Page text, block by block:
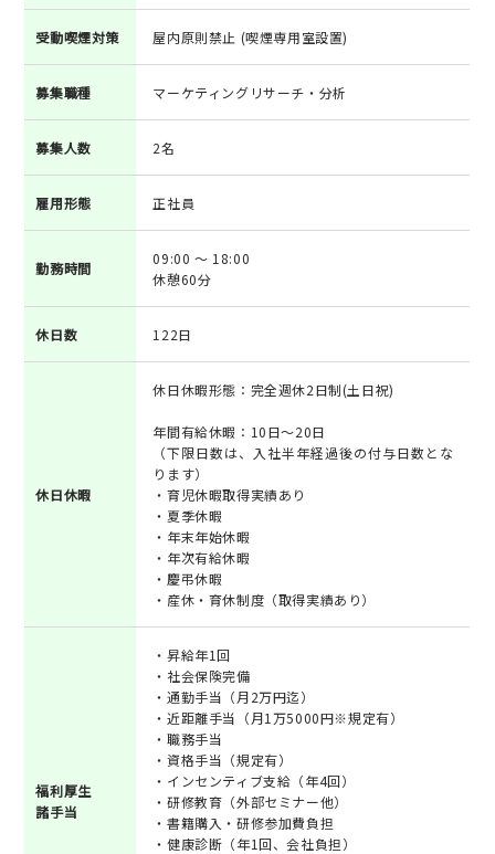
受動喫煙対策 屋内原則禁止 (喫煙専用室設置)
募集職種 マーケティングリサーチ・分析
募集人数 2名
雇用形態 正社員
勤務時間
09:00 ～ 18:00
休憩60分
休日数 122日
休日休暇
休日休暇形態：完全週休2日制(土日祝)
年間有給休暇：10日～20日
（下限日数は、入社半年経過後の付与日数とな
ります）
・育児休暇取得実績あり
・夏季休暇
・年末年始休暇
・年次有給休暇
・慶弔休暇
・産休・育休制度（取得実績あり）
福利厚生
諸手当
・昇給年1回
・社会保険完備
・通勤手当（月2万円迄）
・近距離手当（月1万5000円※規定有）
・職務手当
・資格手当（規定有）
・インセンティブ支給（年4回）
・研修教育（外部セミナー他）
・書籍購入・研修参加費負担
・健康診断（年1回、会社負担）